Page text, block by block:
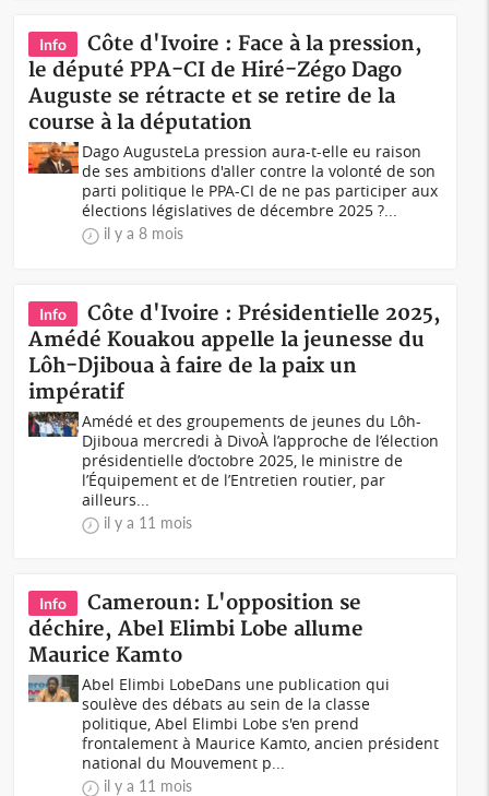
Info
Côte d'Ivoire : Face à la pression,
le député PPA-CI de Hiré-Zégo Dago
Auguste se rétracte et se retire de la
course à la députation
Dago AugusteLa pression aura-t-elle eu raison
de ses ambitions d'aller contre la volonté de son
parti politique le PPA-CI de ne pas participer aux
élections législatives de décembre 2025 ?...
il y a 8 mois
Info
Côte d'Ivoire : Présidentielle 2025,
Amédé Kouakou appelle la jeunesse du
Lôh-Djiboua à faire de la paix un
impératif
Amédé et des groupements de jeunes du Lôh-
Djiboua mercredi à DivoÀ l’approche de l’élection
présidentielle d’octobre 2025, le ministre de
l’Équipement et de l’Entretien routier, par
ailleurs...
il y a 11 mois
Info
Cameroun: L'opposition se
déchire, Abel Elimbi Lobe allume
Maurice Kamto
Abel Elimbi LobeDans une publication qui
soulève des débats au sein de la classe
politique, Abel Elimbi Lobe s'en prend
frontalement à Maurice Kamto, ancien président
national du Mouvement p...
il y a 11 mois